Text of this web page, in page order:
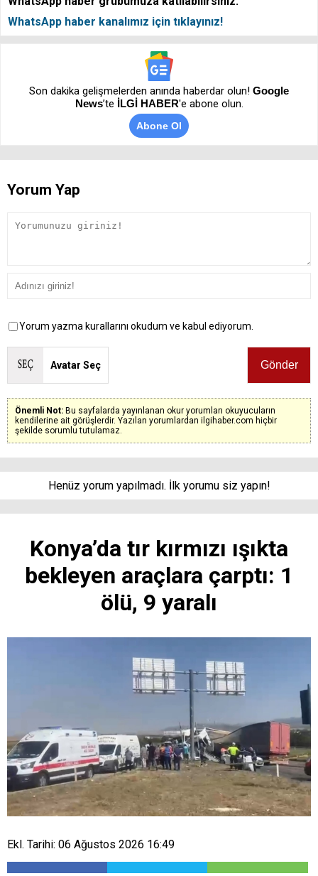
WhatsApp haber kanalımız için tıklayınız!
Son dakika gelişmelerden anında haberdar olun! Google
News’te İLGİ HABER'e abone olun.
Abone Ol
Yorum Yap
Yorum yazma kurallarını okudum ve kabul ediyorum.
Avatar Seç
Önemli Not: Bu sayfalarda yayınlanan okur yorumları okuyucuların
kendilerine ait görüşlerdir. Yazılan yorumlardan ilgihaber.com hiçbir
şekilde sorumlu tutulamaz.
Henüz yorum yapılmadı. İlk yorumu siz yapın!
Konya’da tır kırmızı ışıkta
bekleyen araçlara çarptı: 1
ölü, 9 yaralı
Ekl. Tarihi: 06 Ağustos 2026 16:49